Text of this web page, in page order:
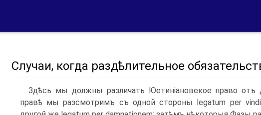
Случаи, когда раздѣлительное
Здѣсь мы должны различать Юетиніановекое право отъ
правѣ мы разсмотримъ съ одной стороны legatum per